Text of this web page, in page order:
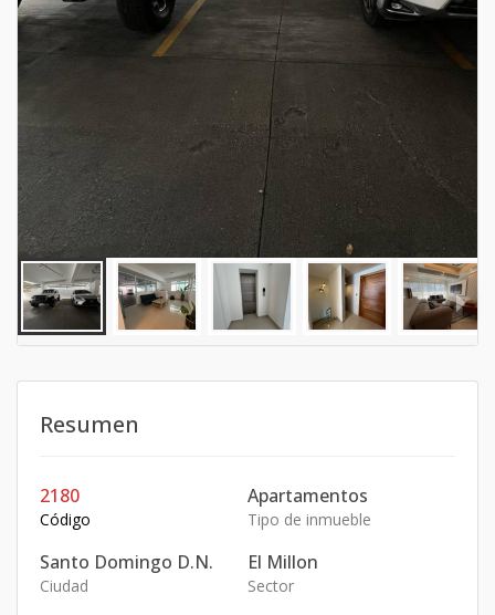
Resumen
2180
Código
Apartamentos
Tipo de inmueble
Santo Domingo D.N.
Ciudad
El Millon
Sector